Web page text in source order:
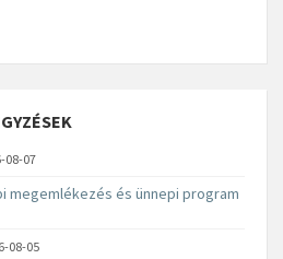
08-07
megemlékezés és ünnepi program
08-05